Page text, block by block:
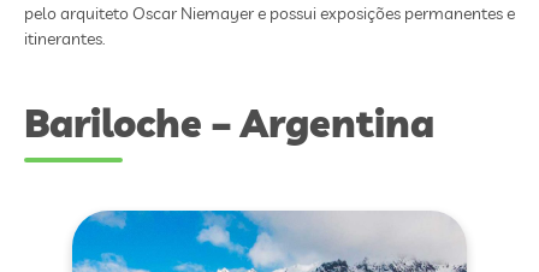
pelo arquiteto Oscar Niemayer e possui exposições permanentes e
itinerantes.
Bariloche – Argentina